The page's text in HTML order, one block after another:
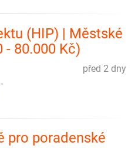
(HIP) | Městské
- 80.000 Kč)
před 2 dny
pro poradenské